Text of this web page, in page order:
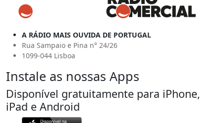
A RÁDIO MAIS OUVIDA DE PORTUGAL
Rua Sampaio e Pina n° 24/26
1099-044 Lisboa
Instale as nossas Apps
Disponível gratuitamente para iPhone,
iPad e Android